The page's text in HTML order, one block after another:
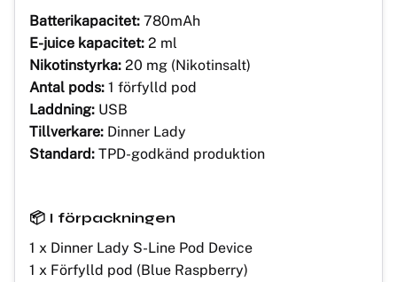
Batterikapacitet: 780mAh
E-juice kapacitet: 2 ml
Nikotinstyrka: 20 mg (Nikotinsalt)
Antal pods: 1 förfylld pod
Laddning: USB
Tillverkare: Dinner Lady
Standard: TPD-godkänd produktion
📦 I förpackningen
1 x Dinner Lady S-Line Pod Device
1 x Förfylld pod (Blue Raspberry)